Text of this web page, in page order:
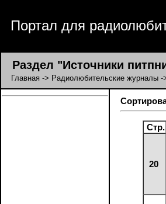
Портал для
Раздел "Источники
Главная -> Радиолюбительские журналы -
Стр.
20